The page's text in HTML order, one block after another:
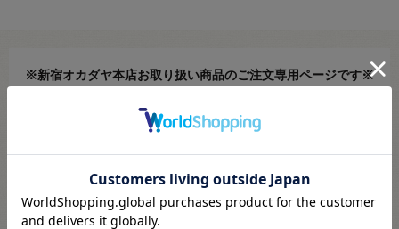
※新宿オカダヤ本店お取り扱い商品のご注文専用ページです※
をご確認いただいた上でご注文いただけるページです。
口では承っておりません。
併せて下記のご説明事項につきましてもご確認、ご了承の上、ご注
文いただきますようお願いいたします。